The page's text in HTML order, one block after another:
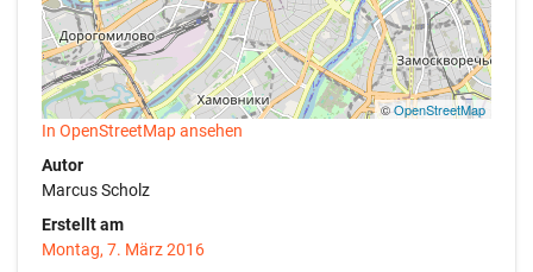
©OpenStreetMap
In OpenStreetMap ansehen
Autor
Marcus Scholz
Erstellt am
Montag, 7. März 2016